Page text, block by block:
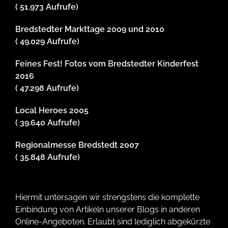
( 51.973 Aufrufe)
Bredstedter Markttage 2009 und 2010
( 49.029 Aufrufe)
Feines Fest! Fotos vom Bredstedter Kinderfest
2016
( 47.298 Aufrufe)
Local Heroes 2005
( 39.640 Aufrufe)
Regionalmesse Bredstedt 2007
( 35.848 Aufrufe)
Hiermit untersagen wir strengstens die komplette
Einbindung von Artikeln unserer Blogs in anderen
Online-Angeboten. Erlaubt sind lediglich abgekürzte